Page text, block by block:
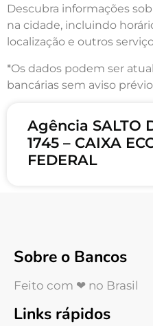
Descubra informações
na cidade, incluindo
localização e outros
*Os dados podem ser
bancárias sem aviso
Agência SALTO
1745 – CAIXA
FEDERAL
Sobre o Bancos
Feito com ❤ no Brasil
Links rápidos